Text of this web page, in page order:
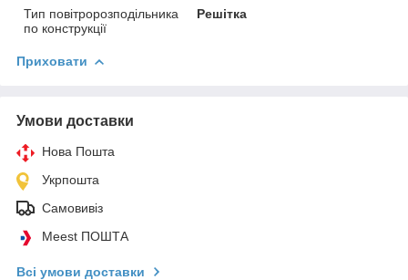
Тип повітророзподільника
по конструкції
Решітка
Приховати
Умови доставки
Нова Пошта
Укрпошта
Самовивіз
Meest ПОШТА
Всі умови доставки